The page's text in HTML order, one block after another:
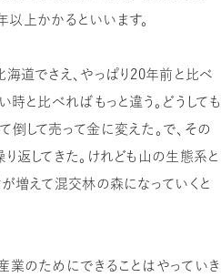
上かかるといいます。
海道でさえ、やっぱり20年前と比べ
時と比べればもっと違う。どうしても
して売って金に変えた。で、その
返してきた。けれども山の生態系と
増えて混交林の森になっていくと
業のためにできることはやっていき